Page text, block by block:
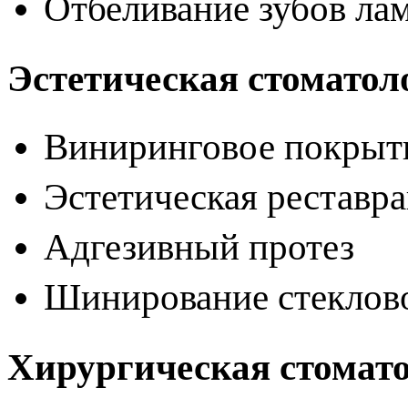
Эстетическая
Виниринговое
Эстетическая
Адгезивный протез
Шинирование
Хирургическая